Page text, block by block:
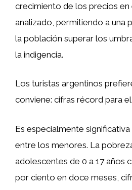
crecimiento de los precios en
analizado, permitiendo a una
la población superar los
la indigencia.
Los turistas argentinos
conviene: cifras récord para
Es especialmente
entre los menores. La
adolescentes de 0 a 17 años
por ciento en doce meses,